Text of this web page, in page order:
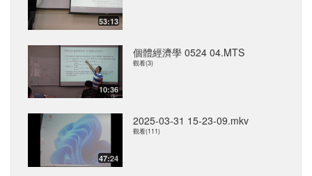
53:13
10:36
個體經濟學 0524 04.MTS
觀看(3)
47:24
2025-03-31 15-23-09.mkv
觀看(111)